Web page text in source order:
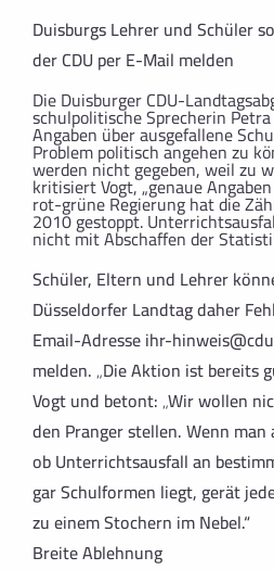
Duisburgs Lehrer und Schüler
der CDU per E-Mail melden
Die Duisburger CDU-
schulpolitische Sprecherin
Angaben über ausgefallene
Problem politisch angehen zu
werden nicht gegeben, weil zu
kritisiert Vogt, „genaue
rot-grüne Regierung hat die
2010 gestoppt.
nicht mit Abschaffen der
Schüler, Eltern und Lehrer
Düsseldorfer Landtag daher
Email-Adresseihr-
melden. „Die Aktion ist bereits
Vogt und betont: „Wir wollen
den Pranger stellen. Wenn
ob Unterrichtsausfall an
gar Schulformen liegt, gerät
zu einem Stochern im Nebel.“
Breite Ablehnung